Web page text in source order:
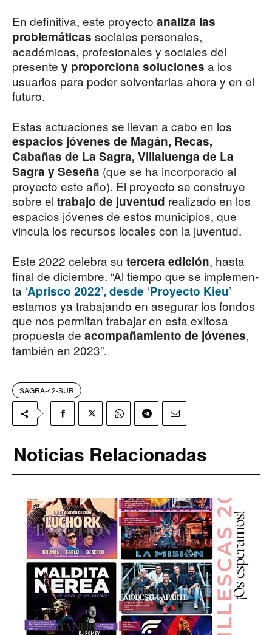
En definitiva, este proyecto ana­liza las
problemáticas sociales personales,
académicas, profe­sionales y sociales del
presente y proporciona soluciones a los
usuarios para poder solventar­las ahora y en el
futuro.
Estas actuaciones se llevan a cabo en los
espacios jóvenes de Magán, Recas,
Cabañas de La Sagra, Villaluenga de La
Sagra y Seseña (que se ha incorporado al
proyecto este año). El proyecto se construye
sobre el trabajo de juventud realizado en los
espa­cios jóvenes de estos municipios, que
vincula los recursos locales con la juventud.
Este 2022 celebra su tercera edición, hasta
final de diciem­bre. “Al tiempo que se implemen­
ta ‘Aprisco 2022’, desde ‘Proyec­to Kieu’
estamos ya trabajando en asegurar los fondos
que nos permitan trabajar en esta exitosa
propuesta de acompañamiento de jóvenes,
también en 2023”.
SAGRA-42-SUR
Noticias Relacionadas